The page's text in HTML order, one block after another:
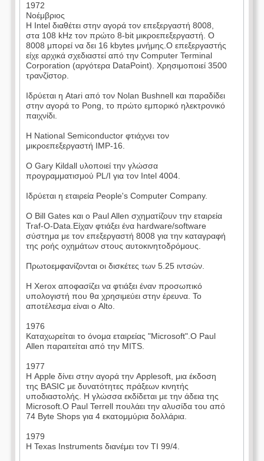
1972
Νοέμβριος
Η Intel διαθέτει στην αγορά τον επεξεργαστή 8008,
στα 108 kHz τον πρώτο 8-bit μικροεπεξεργαστή. Ο
8008 μπορεί να δει 16 kbytes μνήμης.Ο επεξεργαστής
είχε αρχικά σχεδιαστεί από την Computer Terminal
Corporation (αργότερα DataPoint). Χρησιμοποιεί 3500
τρανζίστορ.
Ιδρύεται η Atari από τον Nolan Bushnell και παραδίδει
στην αγορά το Pong, το πρώτο εμπορικό ηλεκτρονικό
παιχνίδι.
Η National Semiconductor φτιάχνει τον
μικροεπεξεργαστή IMP-16.
Ο Gary Kildall υλοποιεί την γλώσσα
προγραμματισμού PL/I για τον Intel 4004.
Ιδρύεται η εταιρεία People's Computer Company.
Ο Bill Gates και ο Paul Allen σχηματίζουν την εταιρεία
Traf-O-Data.Είχαν φτιάξει ένα hardware/software
σύστημα με τον επεξεργαστή 8008 για την καταγραφή
της ροής οχημάτων στους αυτοκινητοδρόμους.
Πρωτοεμφανίζονται οι δισκέτες των 5.25 ιντσών.
Η Xerox αποφασίζει να φτιάξει έναν προσωπικό
υπολογιστή που θα χρησιμεύει στην έρευνα. Το
αποτέλεσμα είναι ο Alto.
1976
Καταχωρείται το όνομα εταιρείας "Microsoft".Ο Paul
Allen παραιτείται από την MITS.
1977
Η Apple δίνει στην αγορά την Applesoft, μια έκδοση
της BASIC με δυνατότητες πράξεων κινητής
υποδιαστολής. Η γλώσσα εκδίδεται με την άδεια της
Microsoft.Ο Paul Terrell πουλάει την αλυσίδα του από
74 Byte Shops για 4 εκατομμύρια δολλάρια.
1979
Η Texas Instruments διανέμει τον TI 99/4.